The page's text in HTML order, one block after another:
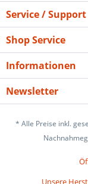
Service / Support
Shop Service
Informationen
Newsletter
* Alle Preise inkl.
Unsere